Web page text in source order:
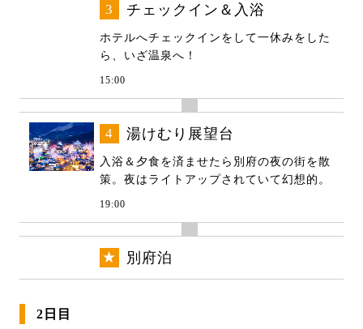
3 チェックイン＆入浴
ホテルへチェックインをして一休みをした
ら、いざ温泉へ！
15:00
4 湯けむり展望台
入浴＆夕食を済ませたら別府の夜の街を散
策。夜はライトアップされていて幻想的。
19:00
★ 別府泊
2日目